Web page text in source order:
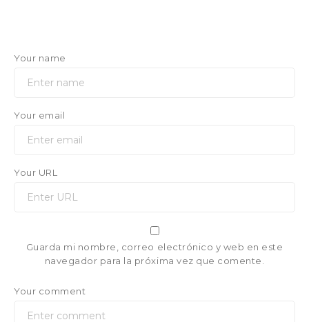
Your name
Your email
Your URL
Guarda mi nombre, correo electrónico y web en este
navegador para la próxima vez que comente.
Your comment